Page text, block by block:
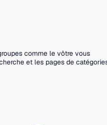
comme le vôtre vous
et les pages de